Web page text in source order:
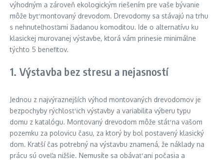
výhodným a zároveň ekologickým riešením pre vaše bývanie
môže byť montovaný drevodom. Drevodomy sa stávajú na trhu
s nehnuteľnosťami žiadanou komoditou. Ide o alternatívu ku
klasickej murovanej výstavbe, ktorá vám prinesie minimálne
týchto 5 benefitov.
1. Výstavba bez stresu a nejasností
Jednou z najvýraznejších výhod montovaných drevodomov je
bezpochyby rýchlosť ich výstavby a variabilita výberu typu
domu z katalógu. Montovaný drevodom môže stáť na vašom
pozemku za polovicu času, za ktorý by bol postavený klasický
dom. Kratší čas potrebný na výstavbu znamená, že náklady na
prácu sú oveľa nižšie. Nemusíte sa obávať ani počasia a